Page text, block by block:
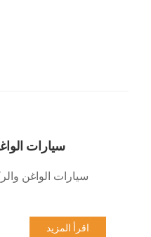
سيارات
سيارات الواغن
اقرأ المزيد